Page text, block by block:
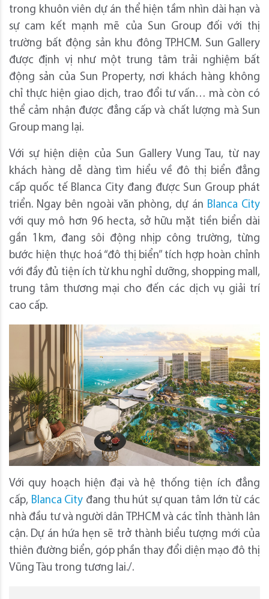
trong khuôn viên dự án thể hiện tầm nhìn dài hạn và
sự cam kết mạnh mẽ của Sun Group đối với thị
trường bất động sản khu đông TP.HCM. Sun Gallery
được định vị như một trung tâm trải nghiệm bất
động sản của Sun Property, nơi khách hàng không
chỉ thực hiện giao dịch, trao đổi tư vấn… mà còn có
thể cảm nhận được đẳng cấp và chất lượng mà Sun
Group mang lại.
Với sự hiện diện của Sun Gallery Vung Tau, từ nay
khách hàng dễ dàng tìm hiểu về đô thị biển đẳng
cấp quốc tế Blanca City đang được Sun Group phát
triển. Ngay bên ngoài văn phòng, dự án Blanca City
với quy mô hơn 96 hecta, sở hữu mặt tiền biển dài
gần 1km, đang sôi động nhịp công trường, từng
bước hiện thực hoá “đô thị biển” tích hợp hoàn chỉnh
với đầy đủ tiện ích từ khu nghỉ dưỡng, shopping mall,
trung tâm thương mại cho đến các dịch vụ giải trí
cao cấp.
Với quy hoạch hiện đại và hệ thống tiện ích đẳng
cấp, Blanca City đang thu hút sự quan tâm lớn từ các
nhà đầu tư và người dân TP.HCM và các tỉnh thành lân
cận. Dự án hứa hẹn sẽ trở thành biểu tượng mới của
thiên đường biển, góp phần thay đổi diện mạo đô thị
Vũng Tàu trong tương lai./.